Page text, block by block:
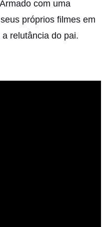
com uma
próprios filmes em
relutância do pai.